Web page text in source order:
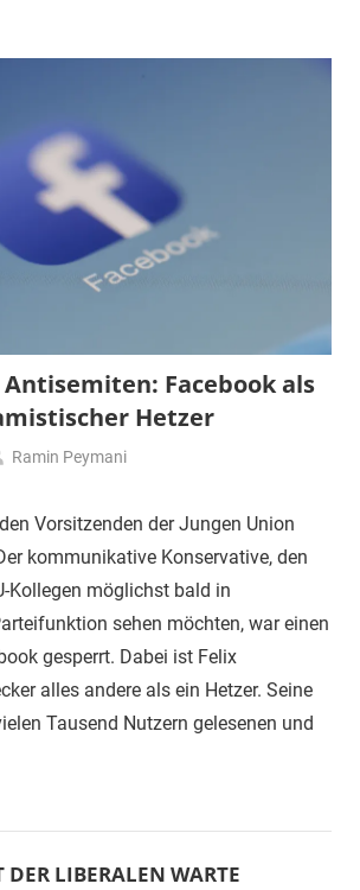
Facebook als
Hetzer
Ramin Peymani
Vorsitzenden der Jungen Union
kommunikative Konservative, den
Kollegen möglichst bald in
sehen möchten, war einen
gesperrt. Dabei ist Felix
alles andere als ein Hetzer. Seine
Tausend Nutzern gelesenen und
DER LIBERALEN WARTE